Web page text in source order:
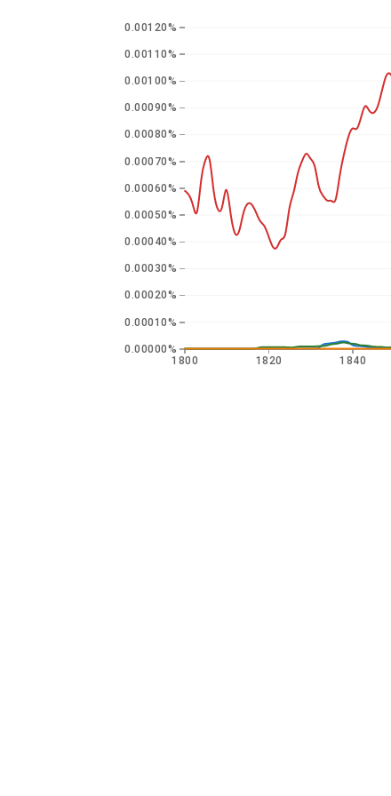
1800 1820 1840
0.00000%
0.00010%
0.00020%
0.00030%
0.00040%
0.00050%
0.00060%
0.00070%
0.00080%
0.00090%
0.00100%
0.00110%
0.00120%